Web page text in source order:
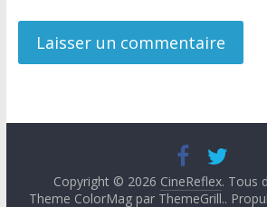
Copyright © 2026 CineReflex. Tous
Theme ColorMag par ThemeGrill..